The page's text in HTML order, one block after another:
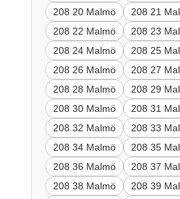
208 20 Malmö
208 21
208 22 Malmö
208 23
208 24 Malmö
208 25
208 26 Malmö
208 27
208 28 Malmö
208 29
208 30 Malmö
208 31
208 32 Malmö
208 33
208 34 Malmö
208 35
208 36 Malmö
208 37
208 38 Malmö
208 39